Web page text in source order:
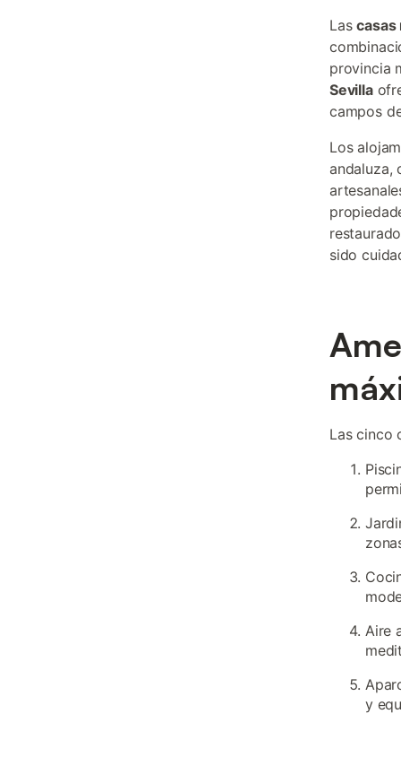
Lascasas
provincia
Sevilla
campos
Los
andaluza,
sido
Las cinco
Aire
y